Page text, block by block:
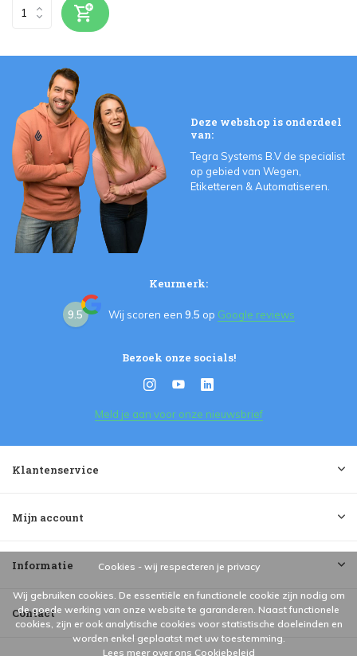
Deze webshop is onderdeel
van:
Tegra Systems B.V de specialist
op gebied van Wegen,
Etiketteren & Automatiseren.
Keurmerk:
9.5 Wij scoren een 9.5 op Google reviews
Bezoek onze socials!
Meld je aan voor onze nieuwsbrief
Klantenservice
Mijn account
Informatie
Contact
Cookies - wij respecteren je privacy
Wij gebruiken cookies. De essentiële en functionele cookie zijn nodig om
de goede werking van onze website te garanderen. Naast functionele
cookies, zijn er ook analytische cookies voor statistische doeleinden en
worden enkel geplaatst met uw toestemming.
Lees meer over ons Cookiebeleid